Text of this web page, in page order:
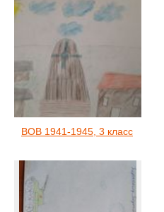
ВОВ 1941-1945, 3 класс